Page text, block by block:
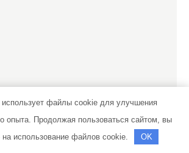
использует файлы cookie для улучшения
опыта. Продолжая пользоваться сайтом, вы
на использование файлов cookie.
OK